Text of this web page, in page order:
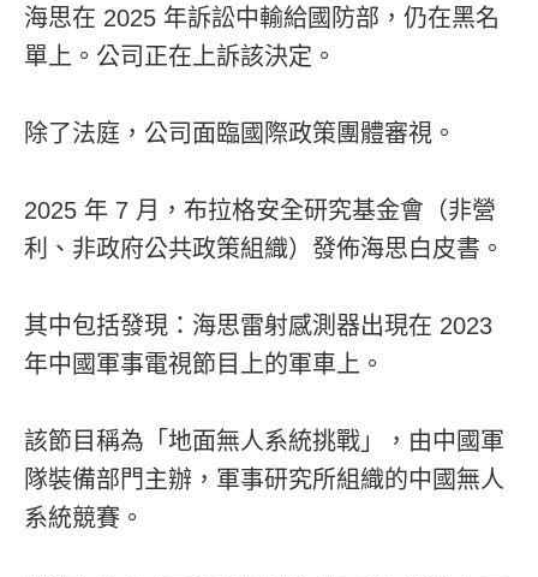
海思在 2025 年訴訟中輸給國防部，仍在黑名
單上。公司正在上訴該決定。
除了法庭，公司面臨國際政策團體審視。
2025 年 7 月，布拉格安全研究基金會（非營
利、非政府公共政策組織）發佈海思白皮書。
其中包括發現：海思雷射感測器出現在 2023
年中國軍事電視節目上的軍車上。
該節目稱為「地面無人系統挑戰」，由中國軍
隊裝備部門主辦，軍事研究所組織的中國無人
系統競賽。